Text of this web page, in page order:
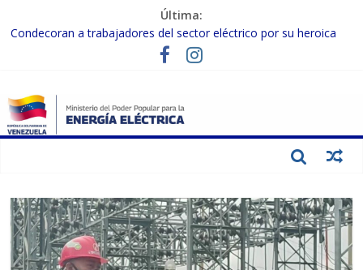
Última:
Condecoran a trabajadores del sector eléctrico por su heroica
labor tras el doble sismo del 24-J
Gobierno Nacional coordina acciones con el sector privado para
Inspeccionan trabajos de rehabilitación en instalaciones del SEN
en Carabobo
Gobierno Nacional activa plan preventivo para fortalecer el SEN